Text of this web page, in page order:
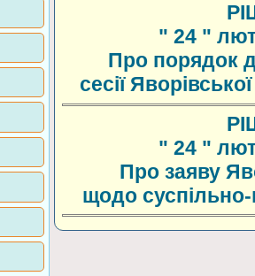
" 24 "
Про порядок
сесії
" 24 "
Про заяву
щодо суспільно-